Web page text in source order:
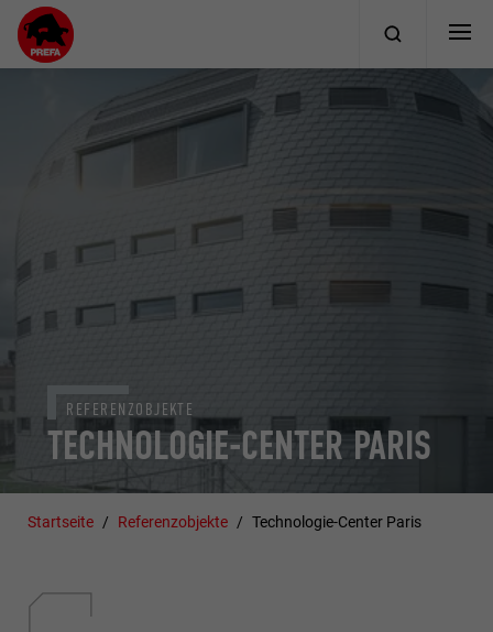
TECHNOLOGIE-CENTER PARIS
REFERENZOBJEKTE
Startseite Referenzobjekte Technologie-Center Paris